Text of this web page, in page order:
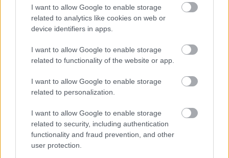
I want to allow Google to enable storage
related to analytics like cookies on web or
device identifiers in apps.
I want to allow Google to enable storage
related to functionality of the website or app.
I want to allow Google to enable storage
related to personalization.
I want to allow Google to enable storage
related to security, including authentication
functionality and fraud prevention, and other
user protection.
Benkő Dávid
Boros Bettina
Dunaveczki Éva
Görög Zoltán
Járay Anikó
Klausz Bernadett
Kökény Róbert
Lázár Anna Dóra
Patonai Zsolt
Péli Róbert
Plesovszki Petra
Reszneki Domán